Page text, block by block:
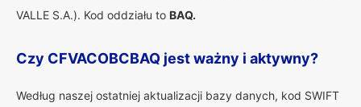
VALLE S.A.). Kod oddziału to BAQ.
Czy CFVACOBCBAQ jest ważny i aktywny?
Według naszej ostatniej aktualizacji bazy danych, kod SWIFT